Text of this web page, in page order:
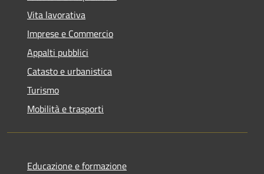
Vita lavorativa
Imprese e Commercio
Appalti pubblici
Catasto e urbanistica
Turismo
Mobilità e trasporti
Educazione e formazione